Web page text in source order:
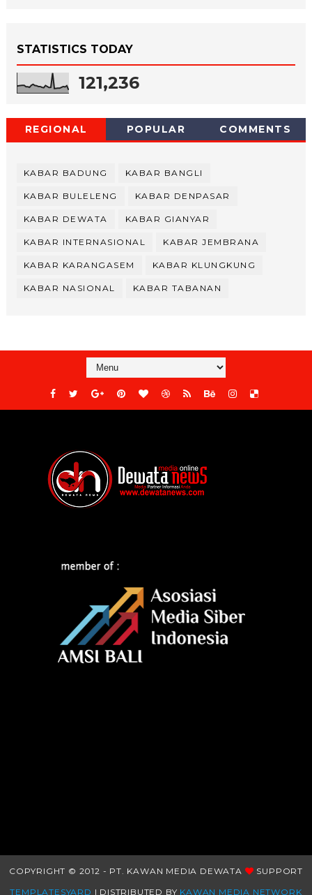
STATISTICS TODAY
121,236
REGIONAL POPULAR COMMENTS
KABAR BADUNG KABAR BANGLI
KABAR BULELENG KABAR DENPASAR
KABAR DEWATA KABAR GIANYAR
KABAR INTERNASIONAL KABAR JEMBRANA
KABAR KARANGASEM KABAR KLUNGKUNG
KABAR NASIONAL KABAR TABANAN
COPYRIGHT © 2012 - PT. KAWAN MEDIA DEWATA
SUPPORT
TEMPLATESYARD | DISTRIBUTED BY KAWAN MEDIA NETWORK